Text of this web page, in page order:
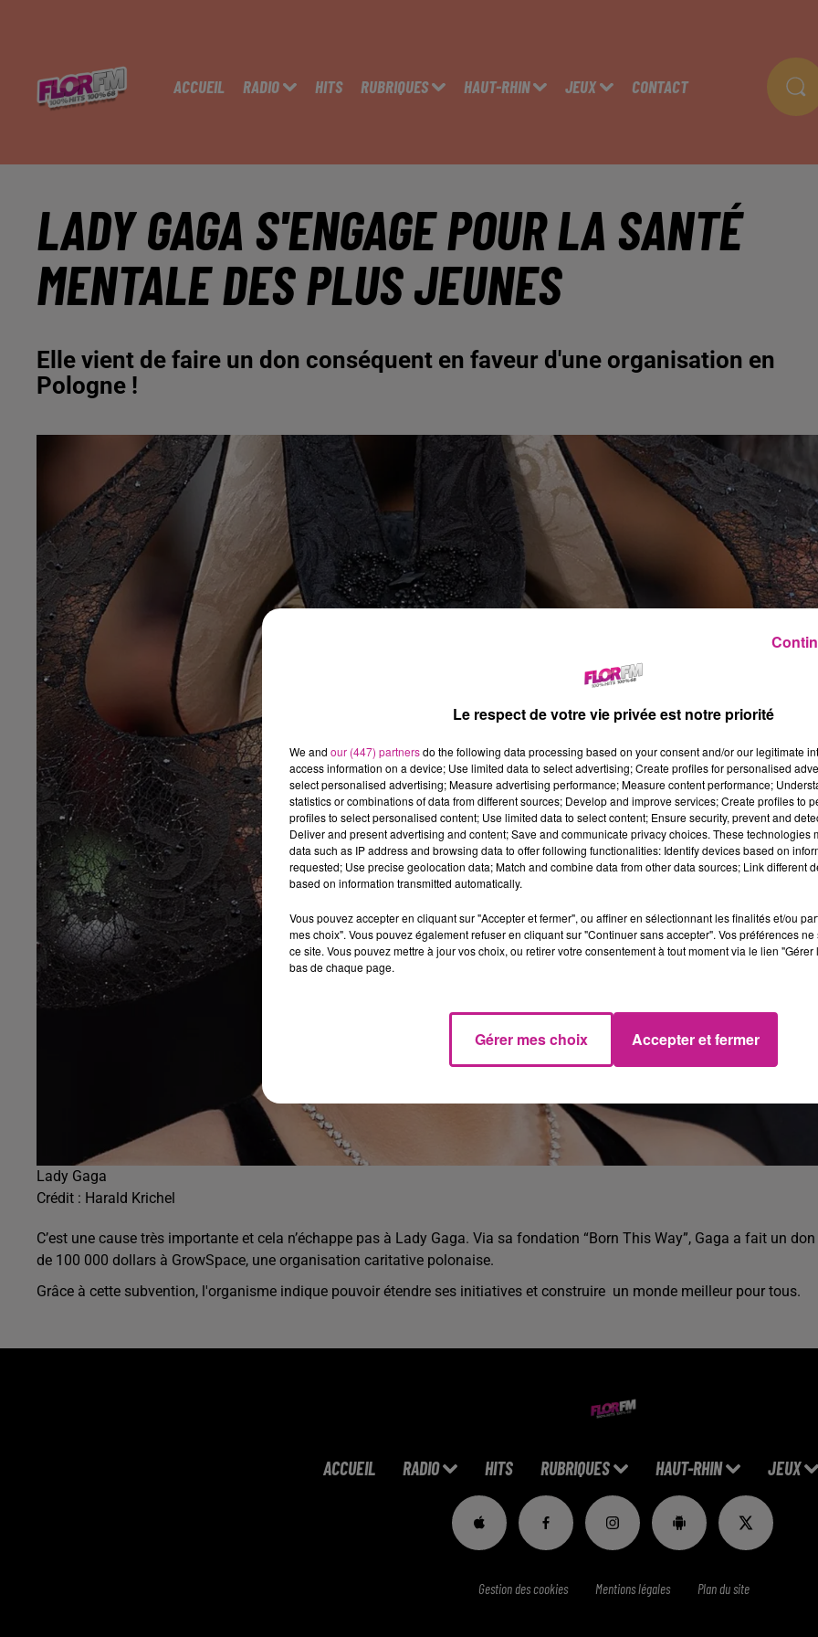
ACCUEIL RADIO HITS RUBRIQUES HAUT-RHIN JEUX CONTACT
LADY GAGA S'ENGAGE POUR LA SANTÉ
MENTALE DES PLUS JEUNES
Elle vient de faire un don conséquent en faveur d'une organisation en
Pologne !
Lady Gaga
Crédit : Harald Krichel
C’est une cause très importante et cela n’échappe pas à Lady Gaga. Via sa fondation “Born This Way”, Gaga a fait un don
de 100 000 dollars à GrowSpace, une organisation caritative polonaise.
Grâce à cette subvention, l'organisme indique pouvoir étendre ses initiatives et construire un monde meilleur pour tous.
ACCUEIL RADIO HITS RUBRIQUES HAUT-RHIN JEUX
Gestion des cookies Mentions légales Plan du site
Le respect de votre vie privée est notre priorité
We and our (447) partnersdo the following data processing based on your consent and/or our legitimate
access information on a device; Use limited data to select advertising; Create profiles for personalised
select personalised advertising; Measure advertising performance; Measure content performance;
statistics or combinations of data from different sources; Develop and improve services; Create profiles to
profiles to select personalised content; Use limited data to select content; Ensure security, prevent and
Deliver and present advertising and content; Save and communicate privacy choices. These technologies
data such as IP address and browsing data to offer following functionalities: Identify devices based on
requested; Use precise geolocation data; Match and combine data from other data sources; Link different
based on information transmitted automatically.
Vous pouvez accepter en cliquant sur "Accepter et fermer", ou affiner en sélectionnant les finalités et/ou
mes choix". Vous pouvez également refuser en cliquant sur "Continuer sans accepter". Vos préférences
ce site. Vous pouvez mettre à jour vos choix, ou retirer votre consentement à tout moment via le lien
bas de chaque page.
Gérer mes choix Accepter et fermer